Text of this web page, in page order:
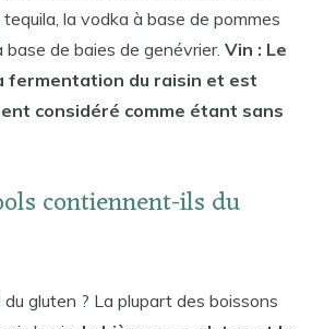
tequila, la vodka à base de pommes
de baies de genévrier. Vin : Le
fermentation du raisin et est
considéré comme étant sans
contiennent-ils du
du gluten ? La plupart des boissons